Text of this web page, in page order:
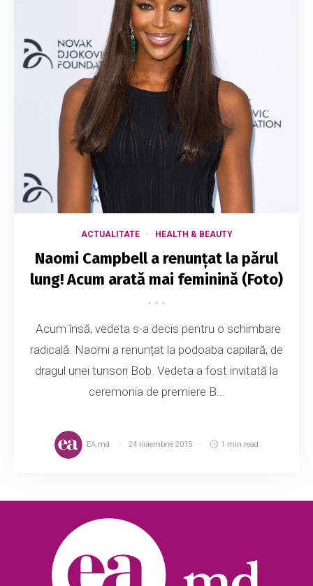
ACTUALITATE HEALTH & BEAUTY
Naomi Campbell a renunțat la părul
lung! Acum arată mai feminină (Foto)
Acum însă, vedeta s-a decis pentru o schimbare
radicală. Naomi a renunțat la podoaba capilară, de
dragul unei tunsori Bob. Vedeta a fost invitată la
ceremonia de premiere B...
EA.md 24 noiembrie 2015 1 min read